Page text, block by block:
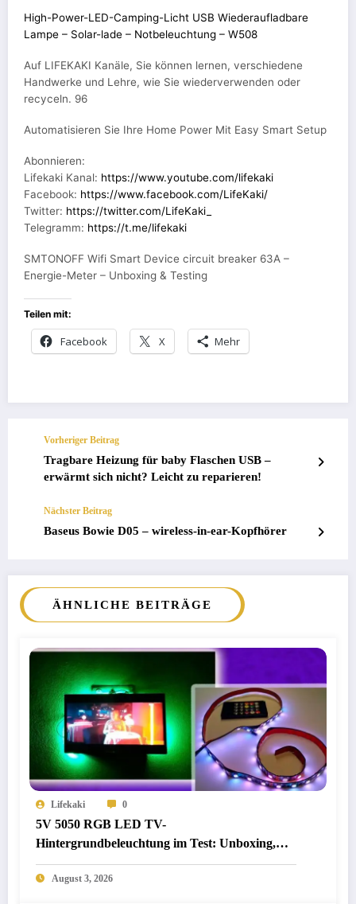
High-Power-LED-Camping-Licht USB Wiederaufladbare
Lampe – Solar-lade – Notbeleuchtung – W508
Auf LIFEKAKI Kanäle, Sie können lernen, verschiedene
Handwerke und Lehre, wie Sie wiederverwenden oder
recyceln. 96
Automatisieren Sie Ihre Home Power Mit Easy Smart Setup
Abonnieren:
Lifekaki Kanal: https://www.youtube.com/lifekaki
Facebook: https://www.facebook.com/LifeKaki/
Twitter: https://twitter.com/LifeKaki_
Telegramm: https://t.me/lifekaki
SMTONOFF Wifi Smart Device circuit breaker 63A –
Energie-Meter – Unboxing & Testing
Teilen mit:
Facebook X Mehr
Vorheriger Beitrag
Tragbare Heizung für baby Flaschen USB –
erwärmt sich nicht? Leicht zu reparieren!
Nächster Beitrag
Baseus Bowie D05 – wireless-in-ear-Kopfhörer
ÄHNLICHE BEITRÄGE
Lifekaki 0
5V 5050 RGB LED TV-
Hintergrundbeleuchtung im Test: Unboxing,
Einrichtung und Praxistests
August 3, 2026